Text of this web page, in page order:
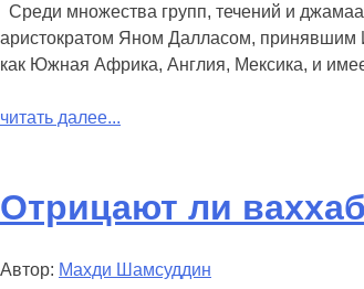
Среди множества групп, течений и
аристократом Яном Далласом, принявшим
как Южная Африка, Англия, Мексика, и
читать далее...
Отрицают ли
Автор: Махди Шамсуддин